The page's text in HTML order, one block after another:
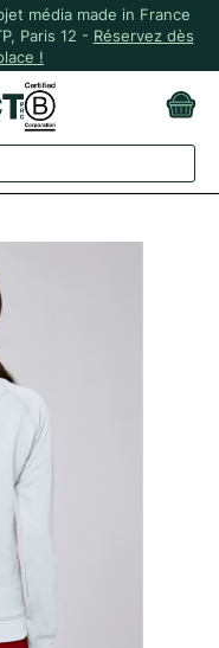
média made in France
Paris 12 - Réservez dès
!
ROND